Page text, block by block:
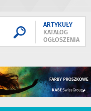
ARTYKUŁY
KATALOG
OGŁOSZENIA